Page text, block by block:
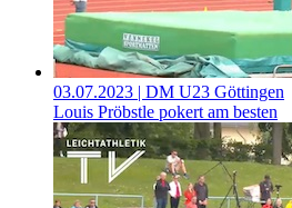
03.07.2023 | DM U23 Göttingen
Louis Pröbstle pokert am besten